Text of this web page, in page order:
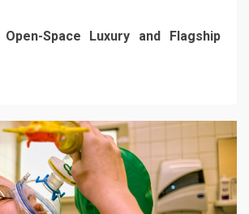
Space Luxury and Flagship